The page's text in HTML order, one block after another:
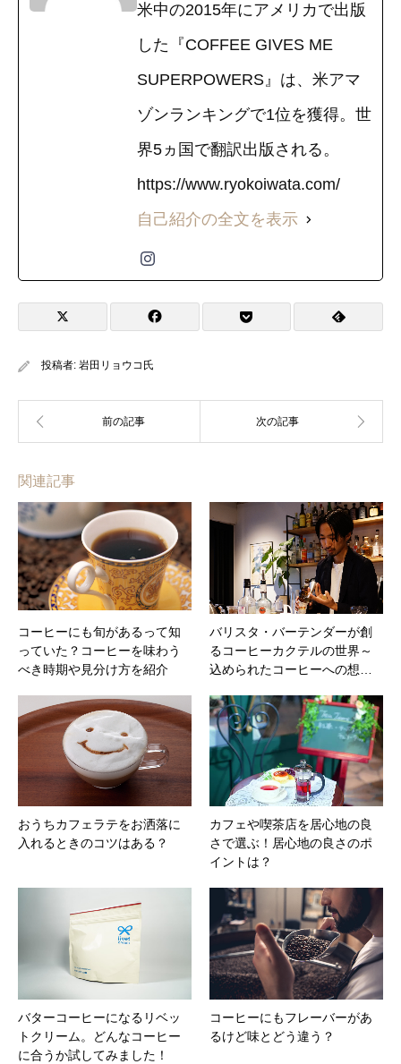
米中の2015年にアメリカで出版
した『COFFEE GIVES ME
SUPERPOWERS』は、米アマ
ゾンランキングで1位を獲得。世
界5ヵ国で翻訳出版される。
https://www.ryokoiwata.com/
自己紹介の全文を表示
投稿者: 岩田リョウコ氏
関連記事
コーヒーにも旬があるって知
っていた？コーヒーを味わう
べき時期や見分け方を紹介
バリスタ・バーテンダーが創
るコーヒーカクテルの世界～
込められたコーヒーへの想…
おうちカフェラテをお洒落に
入れるときのコツはある？
カフェや喫茶店を居心地の良
さで選ぶ！居心地の良さのポ
イントは？
バターコーヒーになるリベッ
トクリーム。どんなコーヒー
に合うか試してみました！
コーヒーにもフレーバーがあ
るけど味とどう違う？